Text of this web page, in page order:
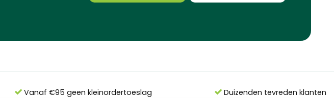
Vanaf €95 geen kleinordertoeslag Duizenden tevreden klanten